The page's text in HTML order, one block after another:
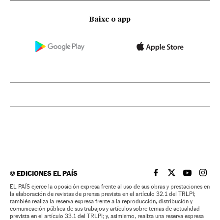
Baixe o app
©EDICIONES EL PAÍS EL PAÍS BRASIL EN
EL PAÍSEL PAÍS
EL
EL PAÍS ejerce la oposición expresa frente al uso de sus obras y prestaciones en
la elaboración de revistas de prensa prevista en el artículo 32.1 del TRLPI;
también realiza la reserva expresa frente a la reproducción, distribución y
comunicación pública de sus trabajos y artículos sobre temas de actualidad
prevista en el artículo 33.1 del TRLPI; y, asimismo, realiza una reserva expresa